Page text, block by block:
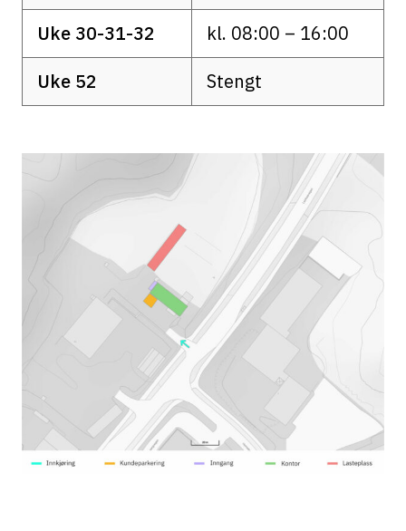
Uke 30-31-32
kl. 08:00 – 16:00
Uke 52
Stengt